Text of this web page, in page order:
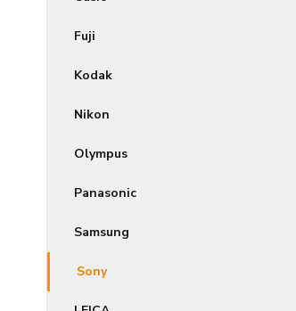
Fuji
Kodak
Nikon
Olympus
Panasonic
Samsung
Sony